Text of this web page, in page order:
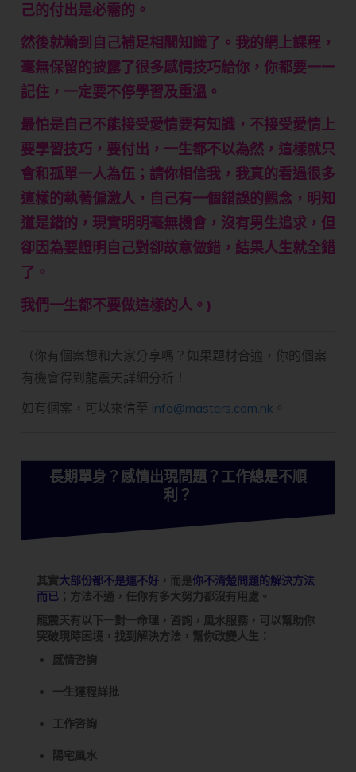
己的付出是必需的。
然後就輪到自己補足相關知識了。我的網上課程，
毫無保留的披露了很多感情技巧給你，你都要一一
記住，一定要不停學習及重溫。
最怕是自己不能接受愛情要有知識，不接受愛情上
要學習技巧，要付出，一生都不以為然，這樣就只
會和孤單一人為伍；請你相信我，我真的看過很多
這樣的執著偏激人，自己有一個錯誤的觀念，明知
道是錯的，現實明明毫無機會，沒有男生追求，但
卻因為要證明自己對卻故意做錯，結果人生就全錯
了。
我們一生都不要做這樣的人。)
（你有個案想和大家分享嗎？如果題材合適，你的個案
有機會得到龍震天詳細分析！
如有個案，可以來信至 info@masters.com.hk 。
長期單身？感情出現問題？工作總是不順
利？
其實大部份都不是運不好 ，而是你不清楚問題的解決方法
而已 ；方法不通，任你有多大努力都沒有用處。
龍震天有以下一對一命理，咨詢，風水服務，可以幫助你
突破現時困境，找到解決方法，幫你改變人生：
感情咨詢
一生運程詳批
工作咨詢
陽宅風水